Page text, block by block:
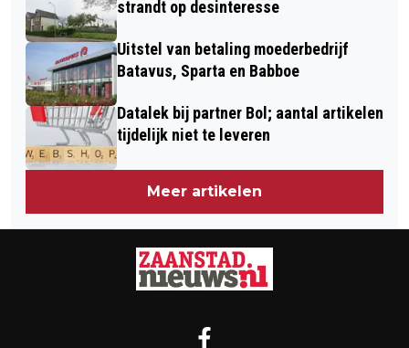
strandt op desinteresse
Uitstel van betaling moederbedrijf
Batavus, Sparta en Babboe
Datalek bij partner Bol; aantal artikelen
tijdelijk niet te leveren
Meer artikelen